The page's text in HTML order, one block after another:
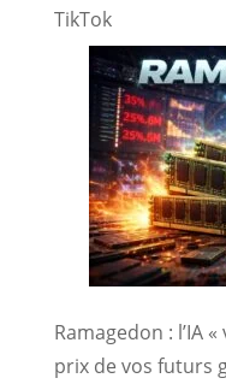
TikTok
Ramagedon : l’IA
prix de vos futurs